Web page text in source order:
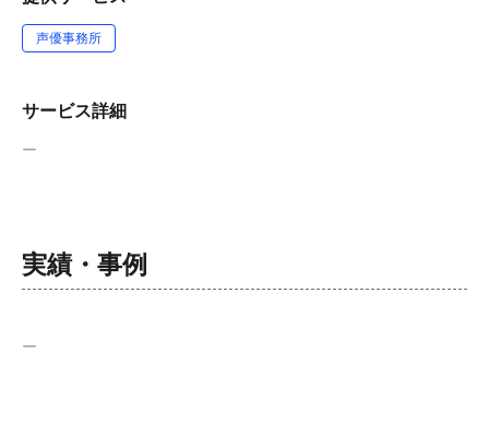
声優事務所
サービス詳細
ー
実績・事例
ー